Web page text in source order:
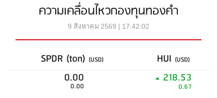
ความเคลื่อนไหวกองทุนทองคำ
9 สิงหาคม 2569 | 17:42:02
SPDR (ton) (USD) HUI (USD)
0.00
0.00
218.53
0.67